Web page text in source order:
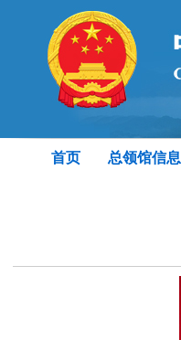
首页 总领馆信息